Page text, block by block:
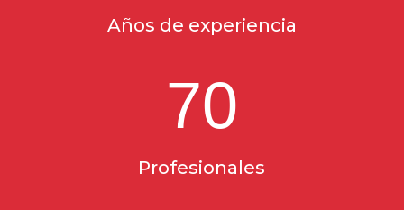
Años de experiencia
70
Profesionales